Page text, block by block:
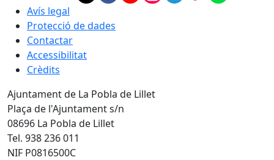
Avís legal
Protecció de dades
Contactar
Accessibilitat
Crèdits
Ajuntament de La Pobla de Lillet
Plaça de l'Ajuntament s/n
08696 La Pobla de Lillet
Tel. 938 236 011
NIF P0816500C